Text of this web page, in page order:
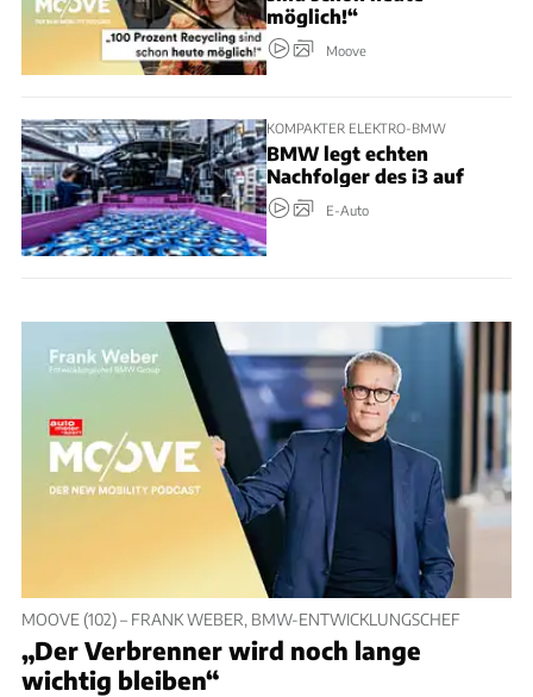
möglich!“
Moove
KOMPAKTER ELEKTRO-BMW
BMW legt echten
Nachfolger des i3 auf
E-Auto
MOOVE (102) – FRANK WEBER, BMW-ENTWICKLUNGSCHEF
„Der Verbrenner wird noch lange
wichtig bleiben“